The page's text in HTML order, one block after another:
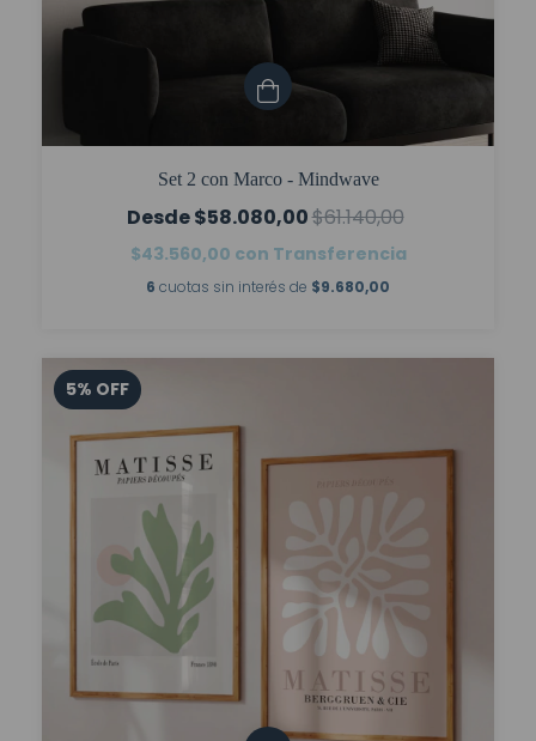
Set 2 con Marco - Mindwave
$58.080,00$61.140,00
$43.560,00 con Transferencia
6 cuotas sin interés de $9.680,00
5% OFF